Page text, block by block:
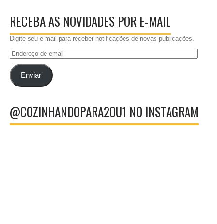
RECEBA AS NOVIDADES POR E-MAIL
Digite seu e-mail para receber notificações de novas publicações.
Endereço
emailEnviar
@COZINHANDOPARA2OU1 NO INSTAGRAM